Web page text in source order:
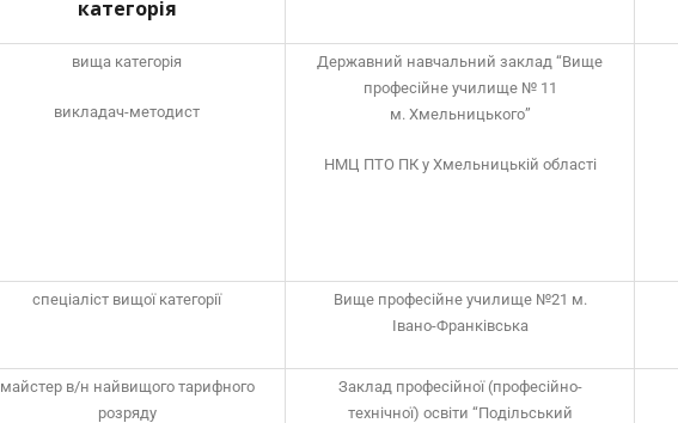
категорія
вища категорія
викладач-методист
Державний навчальний заклад “Вище
професійне училище № 11
м. Хмельницького”
НМЦ ПТО ПК у Хмельницькій області
спеціаліст вищої категорії
Вище професійне училище №21 м.
Івано-Франківська
майстер в/н найвищого тарифного
розряду
Заклад професійної (професійно-
технічної) освіти “Подільський